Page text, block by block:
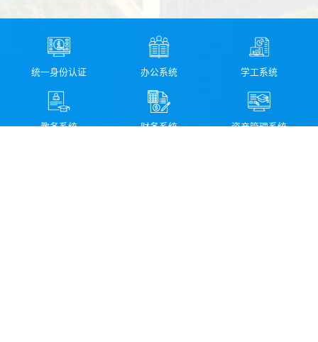
统一身份认证 办公系统 学工系统
教务系统 财务系统 资产管理系统